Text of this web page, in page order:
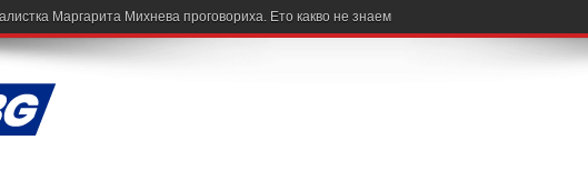
Маргарита Михнева проговориха. Ето какво не знаем